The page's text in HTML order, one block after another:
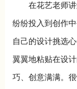
在花艺老师
纷纷投入到创作
自己的设计挑选
翼翼地粘贴在设
巧、创意满满。